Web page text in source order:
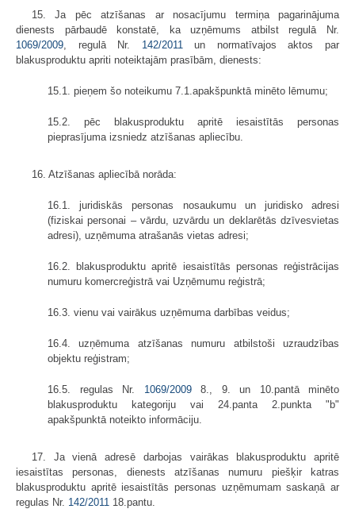
15. Ja pēc atzīšanas ar nosacījumu termiņa pagarinājuma
dienests pārbaudē konstatē, ka uzņēmums atbilst regulā Nr.
1069/2009 , regulā Nr. 142/2011
un normatīvajos aktos par
blakusproduktu apriti noteiktajām prasībām, dienests:
15.1. pieņem šo noteikumu 7.1.apakšpunktā minēto lēmumu;
15.2. pēc blakusproduktu apritē iesaistītās personas
pieprasījuma izsniedz atzīšanas apliecību.
16. Atzīšanas apliecībā norāda:
16.1. juridiskās personas nosaukumu un juridisko adresi
(fiziskai personai – vārdu, uzvārdu un deklarētās dzīvesvietas
adresi), uzņēmuma atrašanās vietas adresi;
16.2. blakusproduktu apritē iesaistītās personas reģistrācijas
numuru komercreģistrā vai Uzņēmumu reģistrā;
16.3. vienu vai vairākus uzņēmuma darbības veidus;
16.4. uzņēmuma atzīšanas numuru atbilstoši uzraudzības
objektu reģistram;
16.5. regulas Nr. 1069/20098., 9. un 10.pantā minēto
blakusproduktu kategoriju vai 24.panta 2.punkta "b"
apakšpunktā noteikto informāciju.
17. Ja vienā adresē darbojas vairākas blakusproduktu apritē
iesaistītas personas, dienests atzīšanas numuru piešķir katras
blakusproduktu apritē iesaistītās personas uzņēmumam saskaņā ar
regulas Nr. 142/2011 18.pantu.